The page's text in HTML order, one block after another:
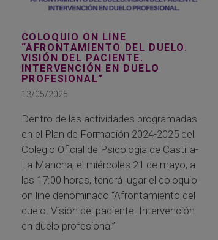
COLOQUIO ON LINE
“AFRONTAMIENTO DEL DUELO.
VISIÓN DEL PACIENTE.
INTERVENCIÓN EN DUELO
PROFESIONAL”
13/05/2025
Dentro de las actividades programadas
en el Plan de Formación 2024-2025 del
Colegio Oficial de Psicología de Castilla-
La Mancha, el miércoles 21 de mayo, a
las 17:00 horas, tendrá lugar el coloquio
on line denominado “Afrontamiento del
duelo. Visión del paciente. Intervención
en duelo profesional”